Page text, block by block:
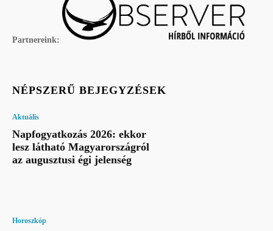
Partnereink:
NÉPSZERŰ BEJEGYZÉSEK
Aktuális
Napfogyatkozás 2026: ekkor
lesz látható Magyarországról
az augusztusi égi jelenség
Horoszkóp